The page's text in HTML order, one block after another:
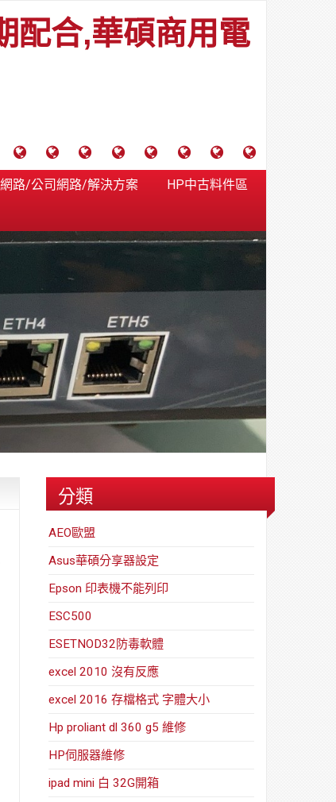
配合,華碩商用電
腦
維
合
約
功
案
分
享
於
力
通
報
系
統
視
器
統
安
報
價
舍
網
大
樓
路/
決
中
古
件
區
團
台
中
落
全
基
會
路/公司網路/解決方案 HP中古料件區
分類
AEO歐盟
Asus華碩分享器設定
Epson 印表機不能列印
ESC500
ESETNOD32防毒軟體
excel 2010 沒有反應
excel 2016 存檔格式 字體大小
Hp proliant dl 360 g5 維修
HP伺服器維修
ipad mini 白 32G開箱